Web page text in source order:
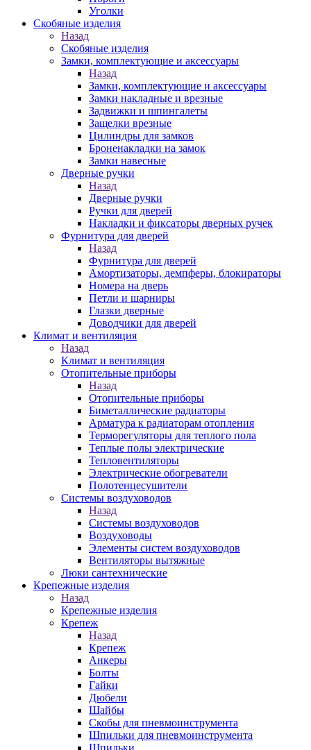
Уголки
Скобяные изделия
Назад
Скобяные изделия
Замки, комплектующие и аксессуары
Назад
Замки, комплектующие и аксессуары
Замки накладные и врезные
Задвижки и шпингалеты
Защелки врезные
Цилиндры для замков
Броненакладки на замок
Замки навесные
Дверные ручки
Назад
Дверные ручки
Ручки для дверей
Накладки и фиксаторы дверных ручек
Фурнитура для дверей
Назад
Фурнитура для дверей
Амортизаторы, демпферы, блокираторы
Номера на дверь
Петли и шарниры
Глазки дверные
Доводчики для дверей
Климат и вентиляция
Назад
Климат и вентиляция
Отопительные приборы
Назад
Отопительные приборы
Биметаллические радиаторы
Арматура к радиаторам отопления
Терморегуляторы для теплого пола
Теплые полы электрические
Тепловентиляторы
Электрические обогреватели
Полотенцесушители
Системы воздуховодов
Назад
Системы воздуховодов
Воздуховоды
Элементы систем воздуховодов
Вентиляторы вытяжные
Люки сантехнические
Крепежные изделия
Назад
Крепежные изделия
Крепеж
Назад
Крепеж
Анкеры
Болты
Гайки
Дюбели
Шайбы
Скобы для пневмоинструмента
Шпильки для пневмоинструмента
Шпильки